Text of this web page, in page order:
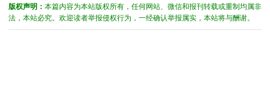
版权声明： 本篇内容为本站版权所有，任何网站、微信和报刊转载或重制均属非
法，本站必究。欢迎读者举报侵权行为，一经确认举报属实，本站将与酬谢。